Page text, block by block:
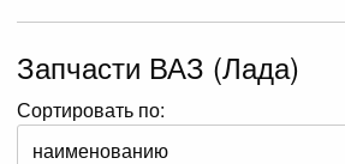
Запчасти ВАЗ (Лада)
Сортировать по: